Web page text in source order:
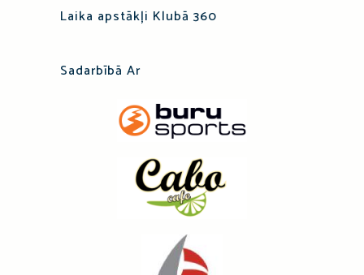
Laika apstākļi Klubā 360
Sadarbībā Ar